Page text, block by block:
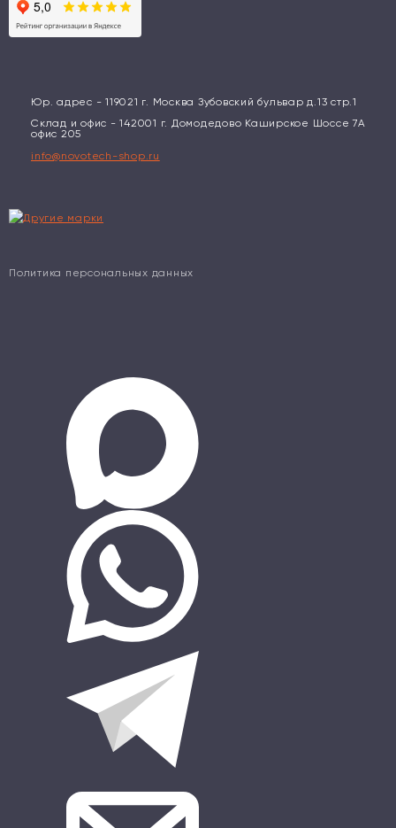
Юр. адрес - 119021 г. Москва Зубовский бульвар д.13 стр.1
Склад и офис - 142001 г. Домодедово Каширское Шоссе 7А
офис 205
info@novotech-shop.ru
Политика персональных данных